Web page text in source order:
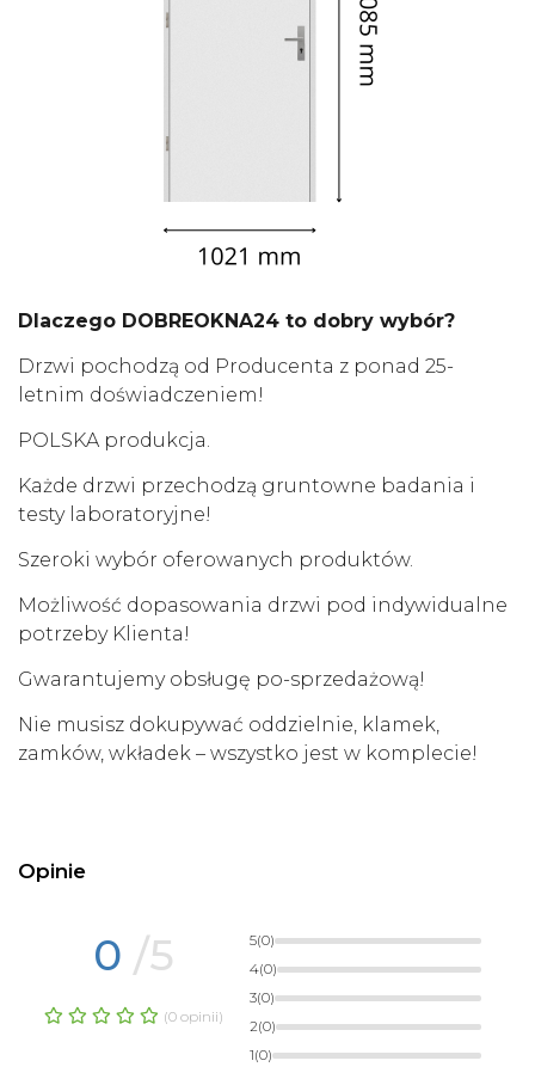
Dlaczego DOBREOKNA24 to dobry wybór?
Drzwi pochodzą od Producenta z ponad 25-
letnim doświadczeniem!
POLSKA produkcja.
Każde drzwi przechodzą gruntowne badania i
testy laboratoryjne!
Szeroki wybór oferowanych produktów.
Możliwość dopasowania drzwi pod indywidualne
potrzeby Klienta!
Gwarantujemy obsługę po-sprzedażową!
Nie musisz dokupywać oddzielnie, klamek,
zamków, wkładek – wszystko jest w komplecie!
Opinie
0 /5
(0 opinii)
5(0)
4(0)
3(0)
2(0)
1(0)